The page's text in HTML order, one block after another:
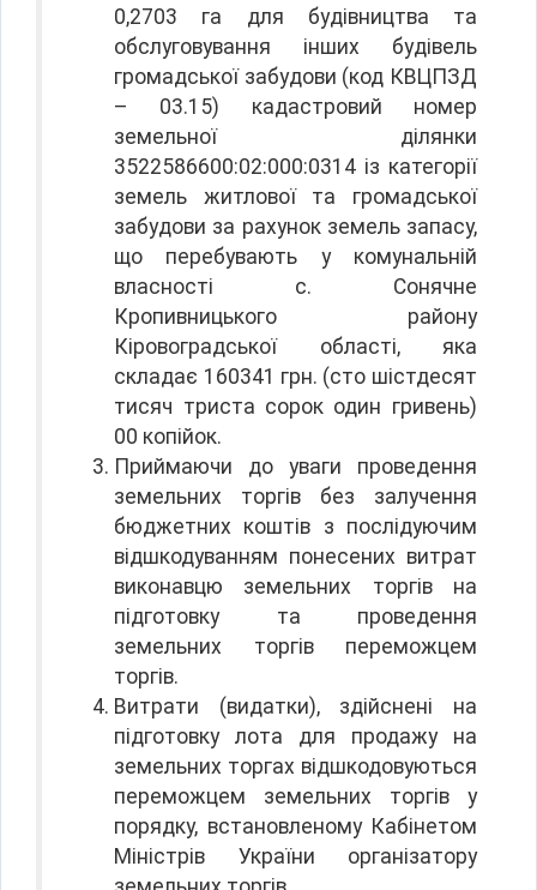
0,2703 га для будівництва та
обслуговування інших будівель
громадської забудови (код КВЦПЗД
– 03.15) кадастровий номер
земельної ділянки
3522586600:02:000:0314 із категорії
земель житлової та громадської
забудови за рахунок земель запасу,
що перебувають у комунальній
власності с. Сонячне
Кропивницького району
Кіровоградської області, яка
складає 160341 грн. (сто шістдесят
тисяч триста сорок один гривень)
00 копійок.
Приймаючи до уваги проведення
земельних торгів без залучення
бюджетних коштів з послідуючим
відшкодуванням понесених витрат
виконавцю земельних торгів на
підготовку та проведення
земельних торгів переможцем
торгів.
Витрати (видатки), здійснені на
підготовку лота для продажу на
земельних торгах відшкодовуються
переможцем земельних торгів у
порядку, встановленому Кабінетом
Міністрів України організатору